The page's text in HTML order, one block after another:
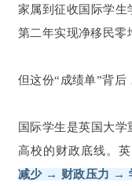
家属到征收国际学生
第二年实现净移民零
但这份“成绩单”背后
国际学生是英国大
高校的财政底线。
减少 → 财政压力 →